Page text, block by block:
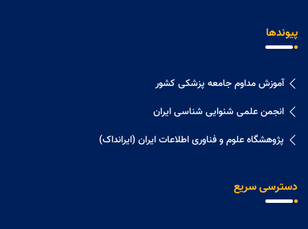
پیوندها
آموزش مداوم جامعه پزشکی کشور
انجمن علمی شنوایی شناسی ایران
پژوهشگاه علوم و فناوری اطلاعات ایران (ایرانداک)
دسترسی سریع